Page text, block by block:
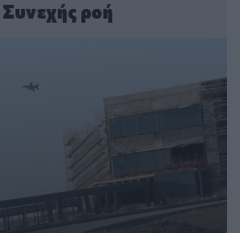
Συνεχής ροή